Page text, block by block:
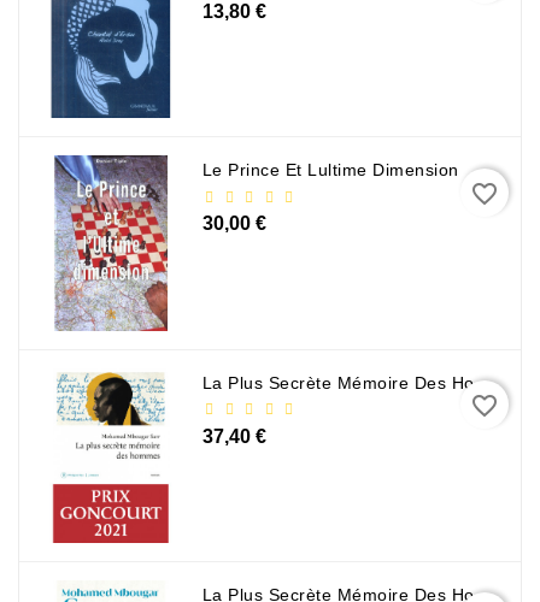
13,80 €
Le Prince Et Lultime Dimension
30,00 €
favorite_border
La Plus Secrète Mémoire Des Hommes - Mohamed Mbougar Sarr
37,40 €
favorite_border
La Plus Secrète Mémoire Des Hommes - Mohamed Mbougar Sarr